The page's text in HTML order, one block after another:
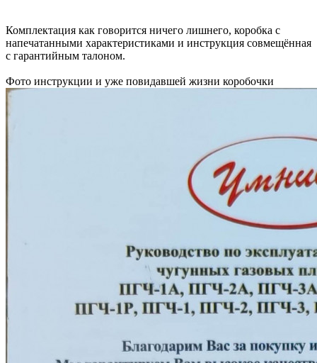
Комплектация как говорится ничего лишнего, коробка с
напечатанными характеристиками и инструкция совмещённая
с гарантийным талоном.
Фото инструкции и уже повидавшей жизни коробочки